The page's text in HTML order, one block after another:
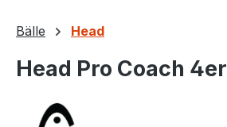
Bälle Head
Head Pro Coach 4er